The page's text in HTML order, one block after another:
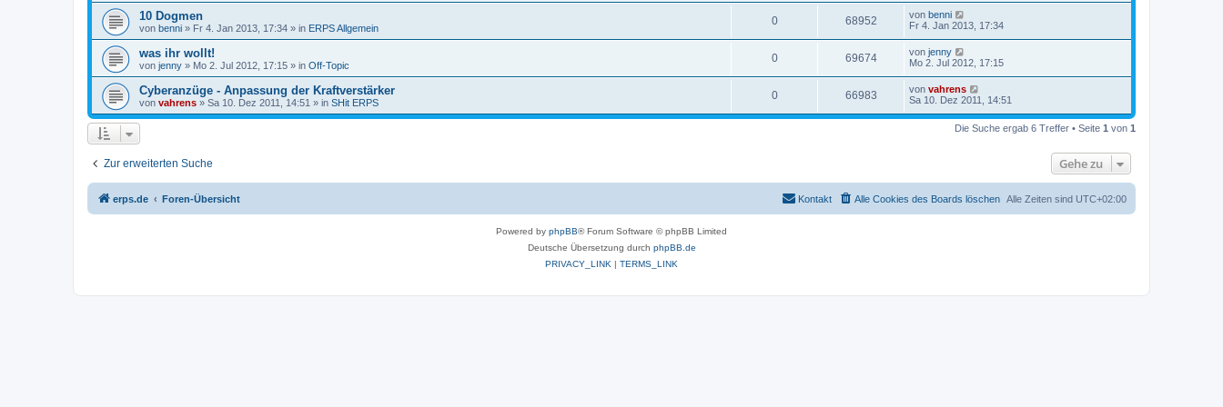
10 Dogmen
von benni » Fr 4. Jan 2013, 17:34 » in ERPS Allgemein
0 68952 von benni
Fr 4. Jan 2013, 17:34
was ihr wollt!
von jenny » Mo 2. Jul 2012, 17:15 » in Off-Topic
0 69674 von jenny
Mo 2. Jul 2012, 17:15
Cyberanzüge - Anpassung der Kraftverstärker
von vahrens » Sa 10. Dez 2011, 14:51 » in SHit ERPS
0 66983 von vahrens
Sa 10. Dez 2011, 14:51
Die Suche ergab 6 Treffer • Seite 1 von 1
Zur erweiterten Suche Gehe zu
erps.de Foren-Übersicht Alle Zeiten sind UTC+02:00
Alle Cookies des Boards löschen
Kontakt
Powered by phpBB® Forum Software © phpBB Limited
Deutsche Übersetzung durch phpBB.de
PRIVACY_LINK | TERMS_LINK